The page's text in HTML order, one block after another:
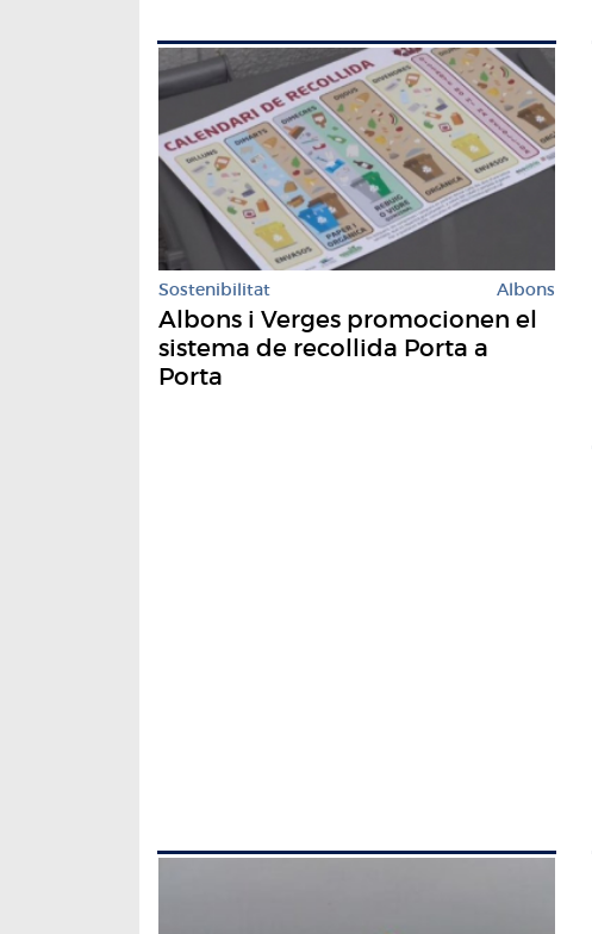
Sostenibilitat Albons
Albons i Verges promocionen el
sistema de recollida Porta a
Porta